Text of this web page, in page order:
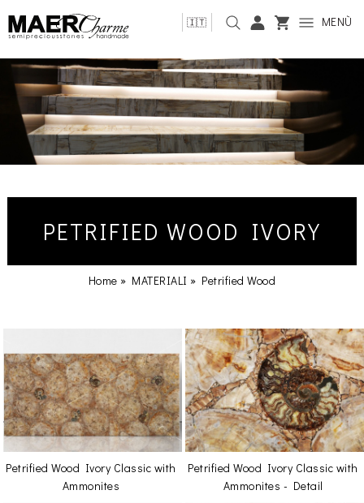
🇮🇹 MENÙ
PETRIFIED WOOD IVORY
Home » MATERIALI » Petrified Wood
Petrified Wood Ivory Classic with
Ammonites
Petrified Wood Ivory Classic with
Ammonites - Detail